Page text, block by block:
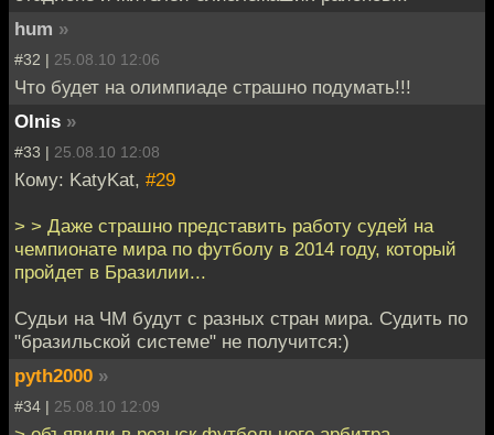
hum »
#32 | 25.08.10 12:06
Что будет на олимпиаде страшно подумать!!!
Olnis »
#33 | 25.08.10 12:08
Кому: KatyKat, #29
> > Даже страшно представить работу судей на
чемпионате мира по футболу в 2014 году, который
пройдет в Бразилии...
Судьи на ЧМ будут с разных стран мира. Судить по
"бразильской системе" не получится:)
pyth2000 »
#34 | 25.08.10 12:09